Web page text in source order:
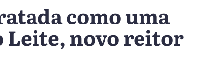
como uma
Leite, novo reitor